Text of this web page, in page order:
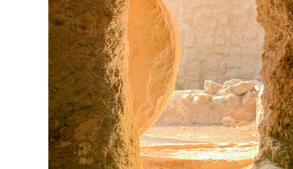
CLIMA ED ENERGIA
CONTATTI
CHI SIAMO